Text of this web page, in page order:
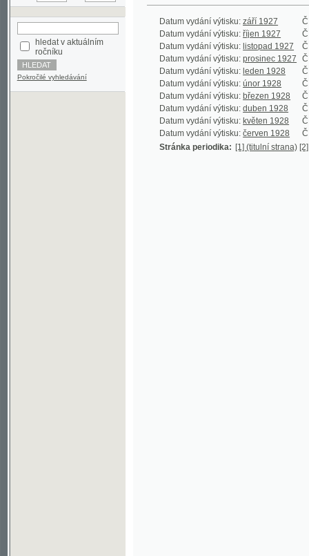
ročníku
Pokročilé vyhledávání
Datum vydání výtisku:říjen 1927
Číslo
Datum vydání výtisku:listopad 1927 Číslo
Datum vydání výtisku:prosinec 1927 Číslo
Datum vydání výtisku: leden 1928
Číslo
Datum vydání výtisku: únor 1928 Číslo
Datum vydání výtisku:březen 1928 Číslo
Datum vydání výtisku:duben 1928 Číslo
Datum vydání výtisku:květen 1928
Číslo
Datum vydání výtisku:červen 1928
Číslo
Stránka periodika: [1] (titulní strana) [2]